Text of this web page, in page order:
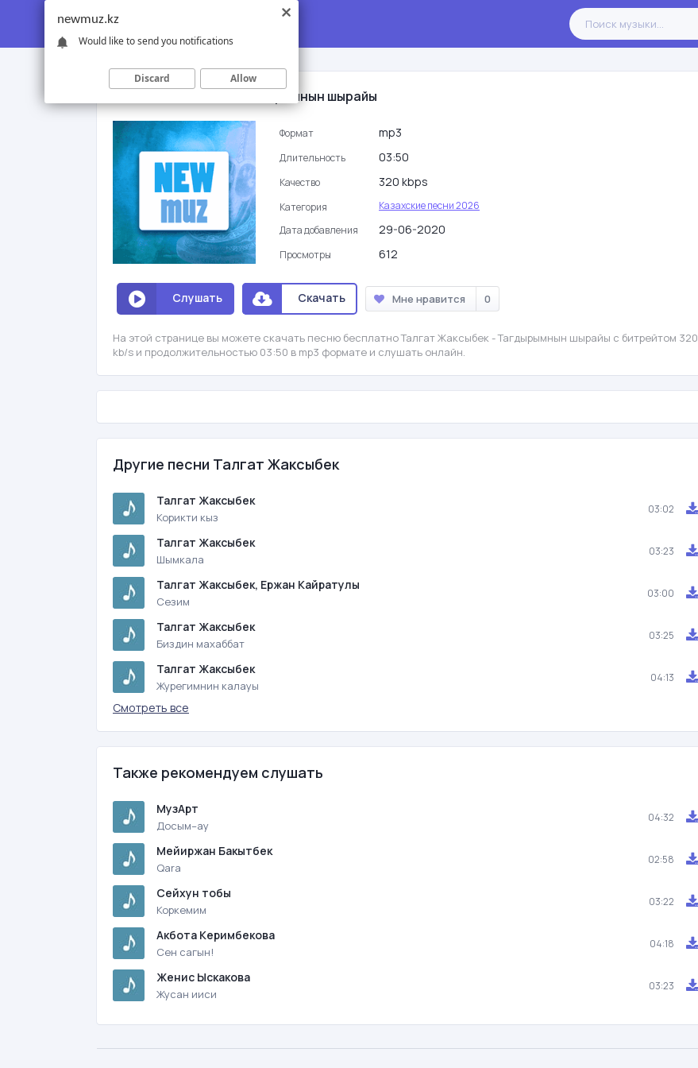
Талгат Жаксыбек - Тагдырымнын шырайы
Формат mp3
Длительность 03:50
Качество 320 kbps
Категория
Казахские песни 2026
Дата добавления
29-06-2020
Просмотры 612
Слушать Скачать Мне нравится 0
На этой странице вы можете скачать песню бесплатно Талгат Жаксыбек - Тагдырымнын шырайы с битрейтом 320
kb/s и продолжительностью 03:50 в mp3 формате и слушать онлайн.
Другие песни Талгат Жаксыбек
Талгат Жаксыбек
Корикти кыз
03:02
Талгат Жаксыбек
Шымкала
03:23
Талгат Жаксыбек, Ержан Кайратулы
Сезим
03:00
Талгат Жаксыбек
Биздин махаббат
03:25
Талгат Жаксыбек
Журегимнин калауы
04:13
Смотреть все
Также рекомендуем слушать
МузАрт
Досым–ау
04:32
Мейиржан Бакытбек
Qara
02:58
Сейхун тобы
Коркемим
03:22
Акбота Керимбекова
Сен сагын!
04:18
Женис Ыскакова
Жусан ииси
03:23
newmuz.kz
Would like to send you notifications
Discard Allow